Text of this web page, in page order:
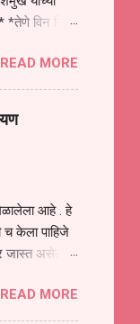
*तेणे विन जिवा
आहोत या
जीवनातील
खूप मोठा
READ MORE
आहे . हे
च केला पाहिजे
जास्त असेल
उपयोग होईल .
भजनाने या
READ MORE